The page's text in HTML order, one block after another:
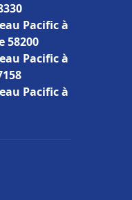
Pacific à
58200
Pacific à
Pacific à